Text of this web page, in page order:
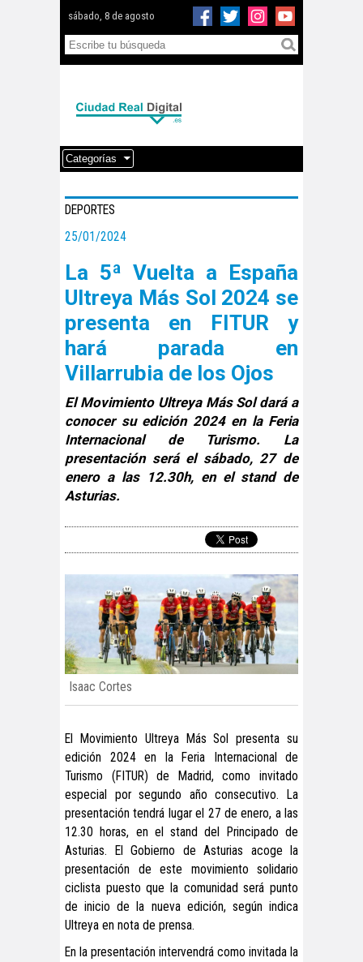
sábado, 8 de agosto
Categorías
DEPORTES
25/01/2024
La 5ª Vuelta a España
Ultreya Más Sol 2024 se
presenta en FITUR y
hará parada en
Villarrubia de los Ojos
El Movimiento Ultreya Más Sol dará a
conocer su edición 2024 en la Feria
Internacional de Turismo. La
presentación será el sábado, 27 de
enero a las 12.30h, en el stand de
Asturias.
Isaac Cortes
El Movimiento Ultreya Más Sol presenta su
edición 2024 en la Feria Internacional de
Turismo (FITUR) de Madrid, como invitado
especial por segundo año consecutivo. La
presentación tendrá lugar el 27 de enero, a las
12.30 horas, en el stand del Principado de
Asturias. El Gobierno de Asturias acoge la
presentación de este movimiento solidario
ciclista puesto que la comunidad será punto
de inicio de la nueva edición, según indica
Ultreya en nota de prensa.
En la presentación intervendrá como invitada la